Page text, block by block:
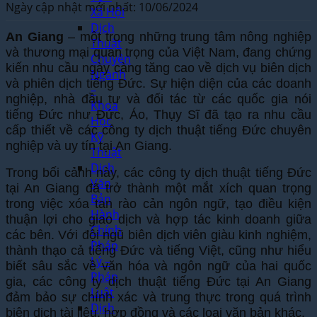
Xã Hội
Dịch
Thuật
Chuyên
Ngành
–
Khoa
Học
Kỹ
Thuật
Dịch
Văn
Bản
Hành
Chính
Pháp
Lý –
Pháp
Luật
Dịch
Ngày cập nhật mới nhất: 10/06/2024
An Giang – một trong những trung tâm nông nghiệp
và thương mại quan trọng của Việt Nam, đang chứng
kiến nhu cầu ngày càng tăng cao về dịch vụ biên dịch
và phiên dịch tiếng Đức. Sự hiện diện của các doanh
nghiệp, nhà đầu tư và đối tác từ các quốc gia nói
tiếng Đức như Đức, Áo, Thụy Sĩ đã tạo ra nhu cầu
cấp thiết về các công ty dịch thuật tiếng Đức chuyên
nghiệp và uy tín tại An Giang.
Trong bối cảnh này, các công ty dịch thuật tiếng Đức
tại An Giang đã trở thành một mắt xích quan trọng
trong việc xóa tan rào cản ngôn ngữ, tạo điều kiện
thuận lợi cho giao dịch và hợp tác kinh doanh giữa
các bên. Với đội ngũ biên dịch viên giàu kinh nghiệm,
thành thạo cả tiếng Đức và tiếng Việt, cũng như hiểu
biết sâu sắc về văn hóa và ngôn ngữ của hai quốc
gia, các công ty dịch thuật tiếng Đức tại An Giang
đảm bảo sự chính xác và trung thực trong quá trình
biên dịch tài liệu, hợp đồng và các loại văn bản khác.